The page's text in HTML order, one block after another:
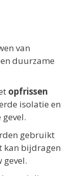
van
duurzame
opfrissen
isolatie en
gebruikt
kan bijdragen
gevel.